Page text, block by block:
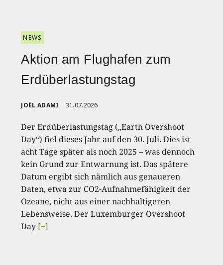
NEWS
Aktion am Flughafen zum
Erdüberlastungstag
JOËL ADAMI 31.07.2026
Der Erdüberlastungstag („Earth Overshoot
Day“) fiel dieses Jahr auf den 30. Juli. Dies ist
acht Tage später als noch 2025 – was dennoch
kein Grund zur Entwarnung ist. Das spätere
Datum ergibt sich nämlich aus genaueren
Daten, etwa zur CO2-Aufnahmefähigkeit der
Ozeane, nicht aus einer nachhaltigeren
Lebensweise. Der Luxemburger Overshoot
Day [+]